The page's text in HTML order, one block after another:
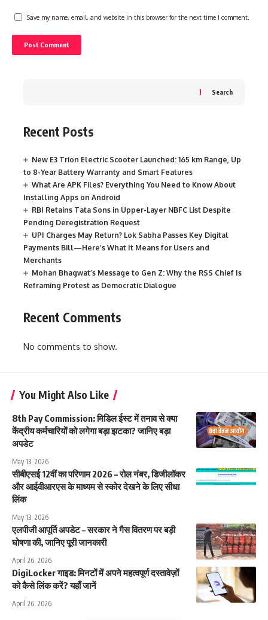
Save my name, email, and website in this browser for the next time I comment.
Search
Recent Posts
New E3 Trion Electric Scooter Launched: 165 km Range, Up
to 8-Year Battery Warranty and Smart Features
What Are APK Files? Everything You Need to Know About
Installing Apps on Android
RBI Retains Tata Sons in Upper-Layer NBFC List Despite
Pending Deregistration Request
UPI Charges May Return? Lok Sabha Passes Key Digital
Payments Bill—Here’s What It Means for Users and
Merchants
Mohan Bhagwat’s Message to Gen Z: Why the RSS Chief Is
Reframing Protest as Democratic Dialogue
Recent Comments
No comments to show.
You Might Also Like
8th Pay Commission: मिडिल ईस्ट में तनाव से क्या
केंद्रीय कर्मचारियों को लगेगा बड़ा झटका? जानिए बड़ा
अपडेट
May 13, 2026
सीबीएसई 12वीं का परिणाम 2026 – रोल नंबर, डिजीलॉकर
और आईवीआरएस के माध्यम से स्कोर देखने के लिए सीधा
लिंक
May 13, 2026
एलपीजी आपूर्ति अपडेट – सरकार ने गैस वितरण पर बड़ी
घोषणा की, जानिए पूरी जानकारी
April 26, 2026
DigiLocker गाइड: मिनटों में अपने महत्वपूर्ण दस्तावेज़ों
को कैसे लिंक करें? यहाँ जानें
April 26, 2026